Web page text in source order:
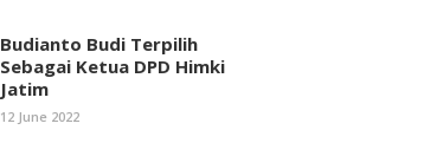
Budianto Budi Terpilih
Sebagai Ketua DPD Himki
Jatim
12 June 2022